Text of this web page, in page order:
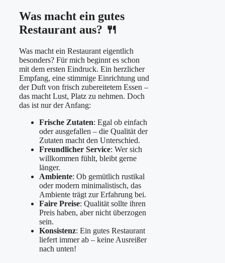
Was macht ein gutes
Restaurant aus? 🍴
Was macht ein Restaurant eigentlich
besonders? Für mich beginnt es schon
mit dem ersten Eindruck. Ein herzlicher
Empfang, eine stimmige Einrichtung und
der Duft von frisch zubereitetem Essen –
das macht Lust, Platz zu nehmen. Doch
das ist nur der Anfang:
Frische Zutaten: Egal ob einfach
oder ausgefallen – die Qualität der
Zutaten macht den Unterschied.
Freundlicher Service: Wer sich
willkommen fühlt, bleibt gerne
länger.
Ambiente: Ob gemütlich rustikal
oder modern minimalistisch, das
Ambiente trägt zur Erfahrung bei.
Faire Preise: Qualität sollte ihren
Preis haben, aber nicht überzogen
sein.
Konsistenz: Ein gutes Restaurant
liefert immer ab – keine Ausreißer
nach unten!